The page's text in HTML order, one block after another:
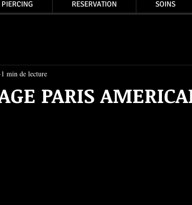
PIERCING RESERVATION SOINS
PARIS
1 min de lecture